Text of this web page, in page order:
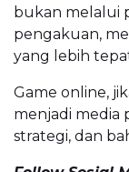
bukan melalui
pengakuan,
yang lebih
Game online,
menjadi media
strategi, dan